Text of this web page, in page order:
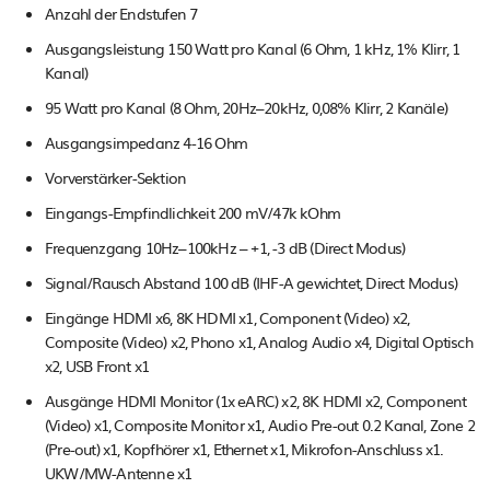
Anzahl der Endstufen 7
Ausgangsleistung 150 Watt pro Kanal (6 Ohm, 1 kHz, 1% Klirr, 1
Kanal)
95 Watt pro Kanal (8 Ohm, 20Hz–20kHz, 0,08% Klirr, 2 Kanäle)
Ausgangsimpedanz 4-16 Ohm
Vorverstärker-Sektion
Eingangs-Empfindlichkeit 200 mV/47k kOhm
Frequenzgang 10Hz–100kHz – +1, -3 dB (Direct Modus)
Signal/Rausch Abstand 100 dB (IHF-A gewichtet, Direct Modus)
Eingänge HDMI x6, 8K HDMI x1, Component (Video) x2,
Composite (Video) x2, Phono x1, Analog Audio x4, Digital Optisch
x2, USB Front x1
Ausgänge HDMI Monitor (1x eARC) x2, 8K HDMI x2, Component
(Video) x1, Composite Monitor x1, Audio Pre-out 0.2 Kanal, Zone 2
(Pre-out) x1, Kopfhörer x1, Ethernet x1, Mikrofon-Anschluss x1.
UKW/MW-Antenne x1